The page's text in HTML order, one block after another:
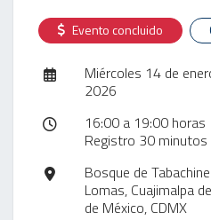
Evento concluido
Miércoles 14 de
2026
16:00 a 19:00 horas
Registro 30
Bosque de
Lomas, Cuajimalpa
de México, CDMX